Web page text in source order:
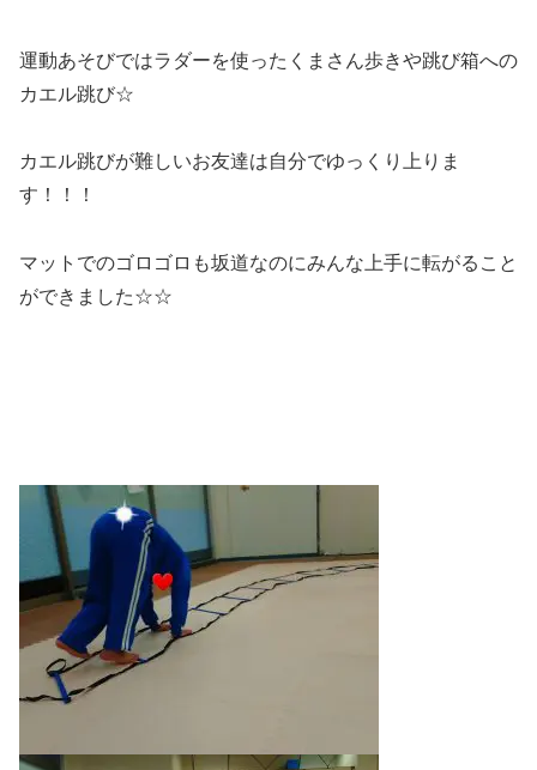
運動あそびではラダーを使ったくまさん歩きや跳び箱への
カエル跳び☆
カエル跳びが難しいお友達は自分でゆっくり上りま
す！！！
マットでのゴロゴロも坂道なのにみんな上手に転がること
ができました☆☆